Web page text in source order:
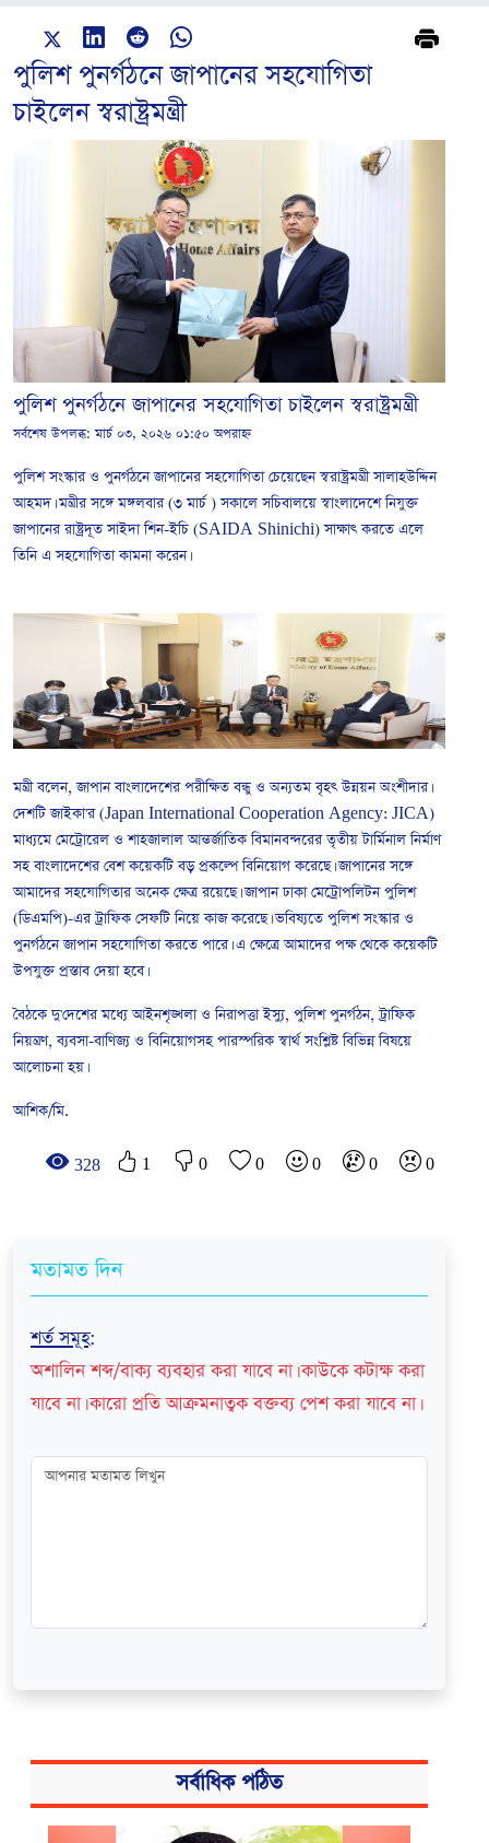
পুলিশ পুনর্গঠনে জাপানের সহযোগিতা
চাইলেন স্বরাষ্ট্রমন্ত্রী
পুলিশ পুনর্গঠনে জাপানের সহযোগিতা চাইলেন স্বরাষ্ট্রমন্ত্রী
সর্বশেষ উপলব্ধ:মার্চ ০৩, ২০২৬ ০১:৫০ অপরাহ্ন
পুলিশ সংস্কার ও পুনর্গঠনে জাপানের সহযোগিতা চেয়েছেন স্বরাষ্ট্রমন্ত্রী সালাহউদ্দিন
আহমদ। মন্ত্রীর সঙ্গে মঙ্গলবার (৩ মার্চ ) সকালে সচিবালয়ে স্বাংলাদেশে নিযুক্ত
জাপানের রাষ্ট্রদূত সাইদা শিন-ইচি (SAIDA Shinichi) সাক্ষাৎ করতে এলে
তিনি এ সহযোগিতা কামনা করেন।
মন্ত্রী বলেন, জাপান বাংলাদেশের পরীক্ষিত বন্ধু ও অন্যতম বৃহৎ উন্নয়ন অংশীদার।
দেশটি জাইকা'র (Japan International Cooperation Agency: JICA)
মাধ্যমে মেট্রোরেল ও শাহজালাল আন্তর্জাতিক বিমানবন্দরের তৃতীয় টার্মিনাল নির্মাণ
সহ বাংলাদেশের বেশ কয়েকটি বড় প্রকল্পে বিনিয়োগ করেছে। জাপানের সঙ্গে
আমাদের সহযোগিতার অনেক ক্ষেত্র রয়েছে। জাপান ঢাকা মেট্রোপলিটন পুলিশ
(ডিএমপি)-এর ট্রাফিক সেফটি নিয়ে কাজ করেছে। ভবিষ্যতে পুলিশ সংস্কার ও
পুনর্গঠনে জাপান সহযোগিতা করতে পারে। এ ক্ষেত্রে আমাদের পক্ষ থেকে কয়েকটি
উপযুক্ত প্রস্তাব দেয়া হবে।
বৈঠকে দু'দেশের মধ্যে আইনশৃঙ্খলা ও নিরাপত্তা ইস্যু, পুলিশ পুনর্গঠন, ট্রাফিক
নিয়ন্ত্রণ, ব্যবসা-বাণিজ্য ও বিনিয়োগসহ পারস্পরিক স্বার্থ সংশ্লিষ্ট বিভিন্ন বিষয়ে
আলোচনা হয়।
আশিক/মি.
328 1 0 0 0 0 0
মতামত দিন
শর্ত সমূহ:
অশালিন শব্দ/বাক্য ব্যবহার করা যাবে না। কাউকে কটাক্ষ করা
যাবে না। কারো প্রতি আক্রমনাত্বক বক্তব্য পেশ করা যাবে না।
সর্বাধিক পঠিত